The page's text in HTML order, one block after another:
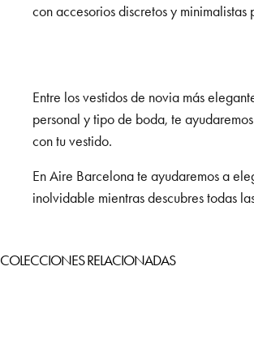
con accesorios discretos y
Entre los vestidos de novia más
personal y tipo de boda, te
con tu vestido.
En Aire Barcelona te ayudaremos a
inolvidable mientras descubres todas
COLECCIONES RELACIONADAS